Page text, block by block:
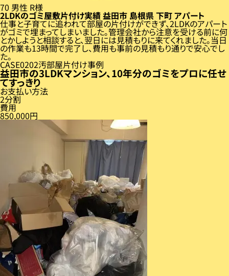
70 男性 R様
2LDKのゴミ屋敷片付け実績益田市 島根県下町アパート
仕事と子育てに追われて部屋の片付けができず、2LDKのアパート
がゴミで埋まってしまいました。管理会社から注意を受ける前に何
とかしようと相談すると、翌日には見積もりに来てくれました。当日
の作業も13時間で完了し、費用も事前の見積もり通りで安心でし
た。
CASE 02汚部屋片付け事例
益田市の3LDKマンション、10年分のゴミをプロに任せ
てすっきり
お支払い方法
2分割
費用
850,000円